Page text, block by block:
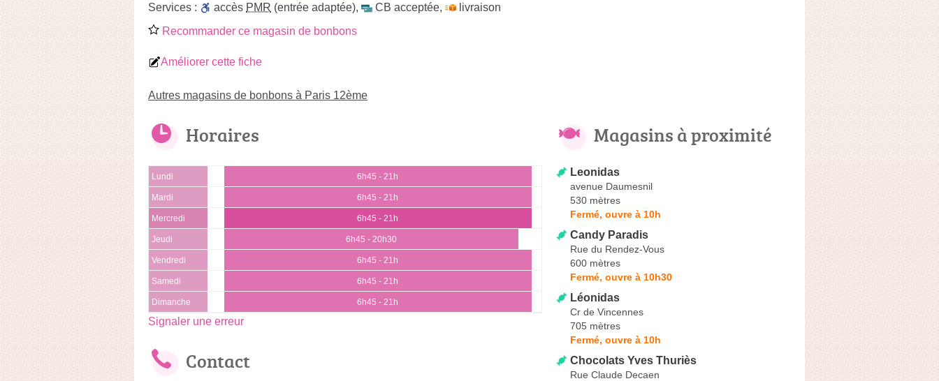
Services :
accès PMR (entrée adaptée), CB acceptée,
livraison
Recommander ce magasin de bonbons
Améliorer cette fiche
Autres magasins de bonbons à Paris 12ème
Horaires
Lundi 6h45 - 21h
Mardi 6h45 - 21h
Mercredi 6h45 - 21h
Jeudi 6h45 - 20h30
Vendredi 6h45 - 21h
Samedi 6h45 - 21h
Dimanche 6h45 - 21h
Signaler une erreur
Contact
Magasins à proximité
Leonidas
avenue Daumesnil
530 mètres
Fermé, ouvre à 10h
Candy Paradis
Rue du Rendez-Vous
600 mètres
Fermé, ouvre à 10h30
Léonidas
Cr de Vincennes
705 mètres
Fermé, ouvre à 10h
Chocolats Yves Thuriès
Rue Claude Decaen